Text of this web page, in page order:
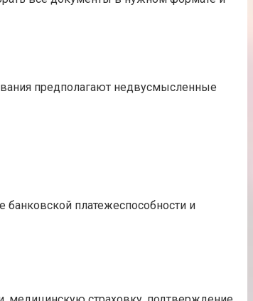
предполагают недвусмысленные
банковской платежеспособности и